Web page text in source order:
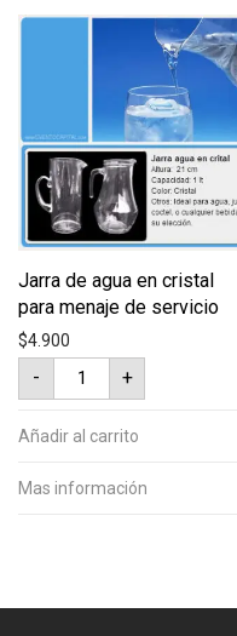
Jarra de agua en cristal
para menaje de servicio
$4.900
-
Jarra
agua
cristal
para
de
servicio
+
Añadir al carrito
Mas información